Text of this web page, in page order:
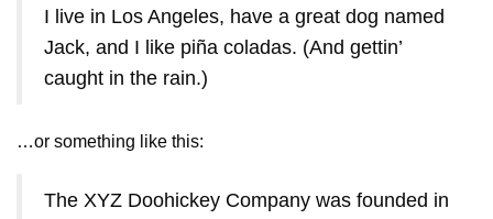
I live in Los Angeles, have a great dog named
Jack, and I like piña coladas. (And gettin’
caught in the rain.)
…or something like this:
The XYZ Doohickey Company was founded in